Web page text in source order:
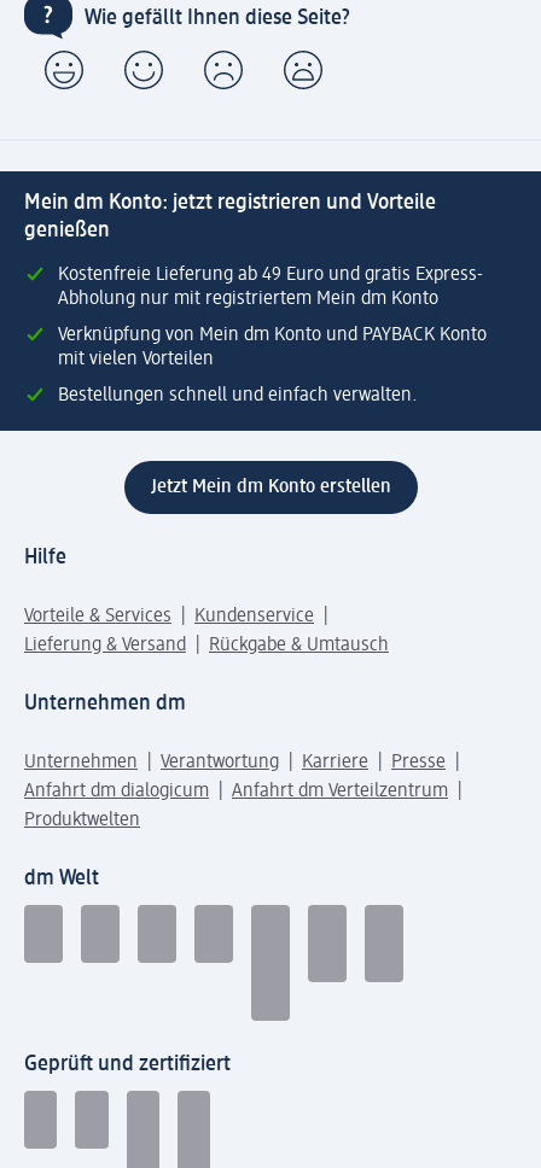
Wie gefällt Ihnen diese Seite?
Mein dm Konto: jetzt registrieren und Vorteile
genießen
Kostenfreie Lieferung ab 49 Euro und gratis Express-
Abholung nur mit registriertem Mein dm Konto
Verknüpfung von Mein dm Konto und PAYBACK Konto
mit vielen Vorteilen
Bestellungen schnell und einfach verwalten.
Jetzt Mein dm Konto erstellen
Hilfe
Vorteile & Services
Kundenservice
Lieferung & Versand
Rückgabe & Umtausch
Unternehmen dm
Unternehmen Verantwortung Karriere
Presse
Anfahrt dm dialogicum
Anfahrt dm Verteilzentrum
Produktwelten
dm Welt
Geprüft und zertifiziert